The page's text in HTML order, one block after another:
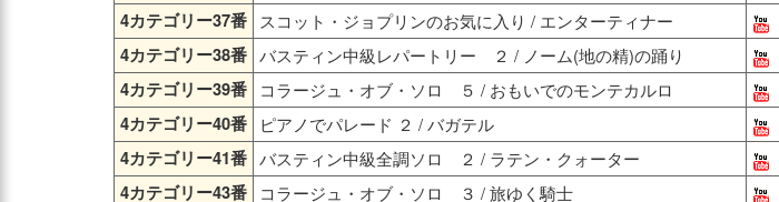
4カテゴリー37番 スコット・ジョプリンのお気に入り / エンターティナー
4カテゴリー38番 バスティン中級レパートリー ２ / ノーム(地の精)の踊り
4カテゴリー39番
コラージュ・オブ・ソロ ５ / おもいでのモンテカルロ
4カテゴリー40番
ピアノでパレード ２ / バガテル
4カテゴリー41番 バスティン中級全調ソロ ２ / ラテン・クォーター
4カテゴリー43番
コラージュ・オブ・ソロ ３ / 旅ゆく騎士